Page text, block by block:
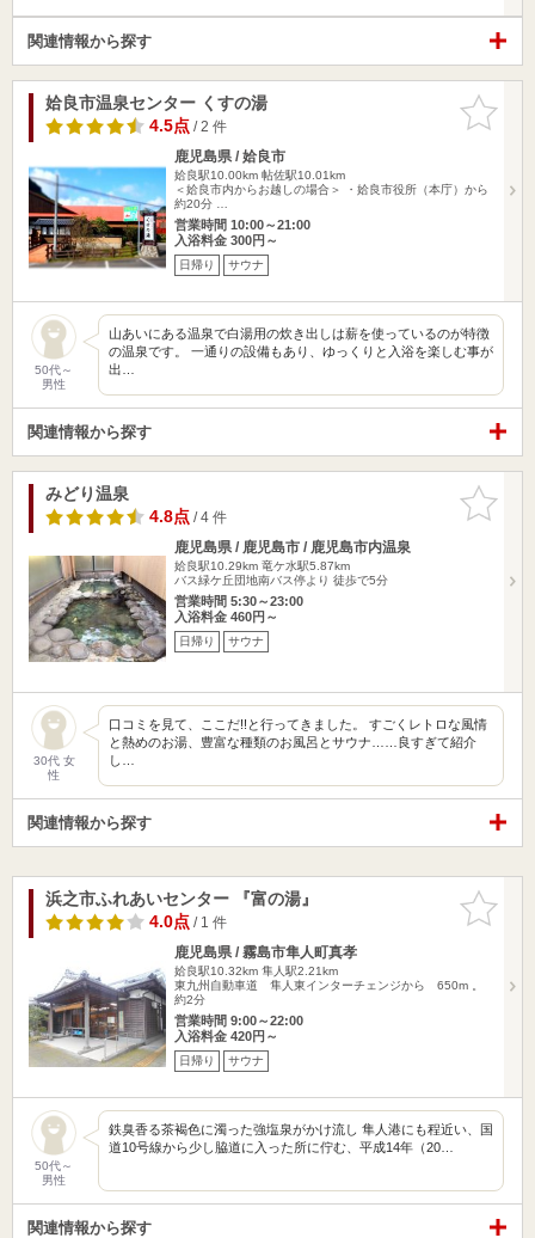
関連情報から探す
お気に入
りに追加
姶良市温泉センター くすの湯
4.5点/ 2 件
鹿児島県 / 姶良市
姶良駅10.00km 帖佐駅10.01km
＜姶良市内からお越しの場合＞ ・姶良市役所（本庁）から
約20分 …
営業時間 10:00～21:00
入浴料金 300円～
日帰り サウナ
50代～
男性
山あいにある温泉で白湯用の炊き出しは薪を使っているのが特徴
の温泉です。 一通りの設備もあり、ゆっくりと入浴を楽しむ事が
出…
関連情報から探す
お気に入
りに追加
みどり温泉
4.8点/ 4 件
鹿児島県 / 鹿児島市 / 鹿児島市内温泉
姶良駅10.29km 竜ケ水駅5.87km
バス緑ケ丘団地南バス停より 徒歩で5分
営業時間 5:30～23:00
入浴料金 460円～
日帰り サウナ
30代 女
性
口コミを見て、ここだ!!と行ってきました。 すごくレトロな風情
と熱めのお湯、豊富な種類のお風呂とサウナ……良すぎて紹介
し…
関連情報から探す
お気に入
りに追加
浜之市ふれあいセンター 『富の湯』
4.0点/ 1 件
鹿児島県 / 霧島市隼人町真孝
姶良駅10.32km 隼人駅2.21km
東九州自動車道 隼人東インターチェンジから 650m 。
約2分
営業時間 9:00～22:00
入浴料金 420円～
日帰り サウナ
50代～
男性
鉄臭香る茶褐色に濁った強塩泉がかけ流し 隼人港にも程近い、国
道10号線から少し脇道に入った所に佇む、平成14年（20…
関連情報から探す